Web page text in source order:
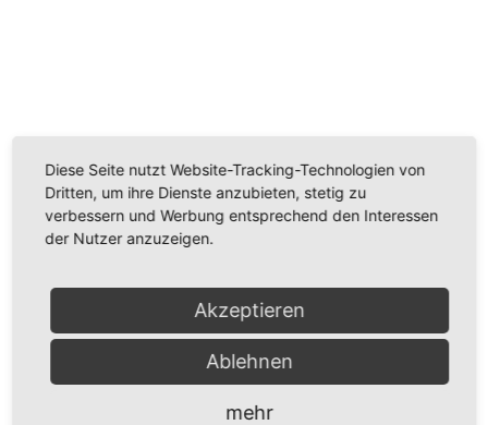
Videoinhalte einzubetten. Dieser Service kann Daten
zu Ihren Aktivitäten sammeln. Bitte lesen Sie die Details
durch und stimmen Sie der Nutzung des Service zu,
um dieses Video anzusehen.
Mehr Informationen
Powered byUsercentrics Consent Management
Platform
Diese Seite nutzt Website-Tracking-Technologien von
Dritten, um ihre Dienste anzubieten, stetig zu
verbessern und Werbung entsprechend den Interessen
der Nutzer anzuzeigen.
Akzeptieren
Ablehnen
mehr